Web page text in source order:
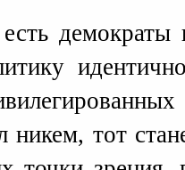
демократы
никем, тот